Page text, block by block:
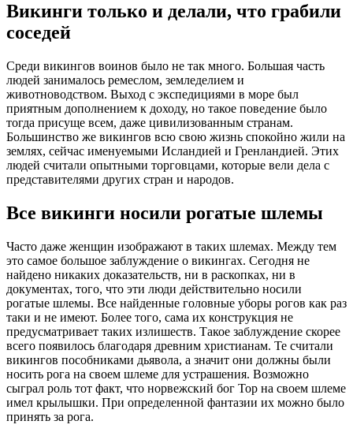
Викинги только и делали, что грабили
соседей
Среди викингов воинов было не так много. Большая часть
людей занималось ремеслом, земледелием и
животноводством. Выход с экспедициями в море был
приятным дополнением к доходу, но такое поведение было
тогда присуще всем, даже цивилизованным странам.
Большинство же викингов всю свою жизнь спокойно жили на
землях, сейчас именуемыми Исландией и Гренландией. Этих
людей считали опытными торговцами, которые вели дела с
представителями других стран и народов.
Все викинги носили рогатые шлемы
Часто даже женщин изображают в таких шлемах. Между тем
это самое большое заблуждение о викингах. Сегодня не
найдено никаких доказательств, ни в раскопках, ни в
документах, того, что эти люди действительно носили
рогатые шлемы. Все найденные головные уборы рогов как раз
таки и не имеют. Более того, сама их конструкция не
предусматривает таких излишеств. Такое заблуждение скорее
всего появилось благодаря древним христианам. Те считали
викингов пособниками дьявола, а значит они должны были
носить рога на своем шлеме для устрашения. Возможно
сыграл роль тот факт, что норвежский бог Тор на своем шлеме
имел крылышки. При определенной фантазии их можно было
принять за рога.